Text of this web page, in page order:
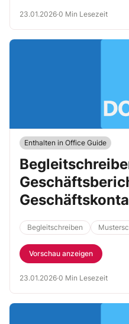
23.01.2026·0 Min Lesezeit
Enthalten in Office Guide
Begleitschreiben
Vorschau anzeigen
23.01.2026·0 Min Lesezeit